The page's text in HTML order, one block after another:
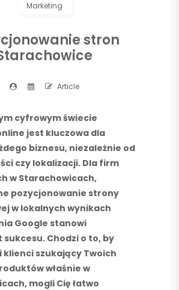
Marketing
stron
Article
cyfrowym świecie
jest kluczowa dla
biznesu, niezależnie od
czy lokalizacji. Dla firm
w Starachowicach,
pozycjonowanie strony
w lokalnych wynikach
Google stanowi
Chodzi o to, by
szukający Twoich
właśnie w
mogli Cię łatwo